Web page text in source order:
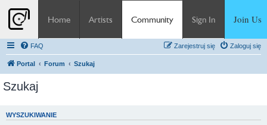
Home Artists Community Sign In Join Us
FAQ Zaloguj się
Zarejestruj się
Portal Forum Szukaj
Szukaj
WYSZUKIWANIE